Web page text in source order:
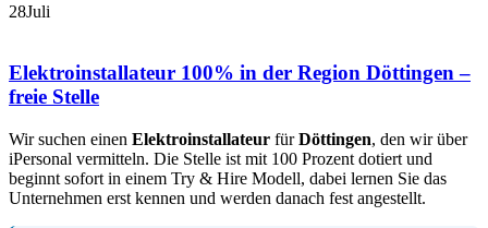
28Juli
Elektroinstallateur 100% in der Region Döttingen –
freie Stelle
Wir suchen einen Elektroinstallateur fürDöttingen, den wir über
iPersonal vermitteln. Die Stelle ist mit 100 Prozent dotiert und
beginnt sofort in einem Try & Hire Modell, dabei lernen Sie das
Unternehmen erst kennen und werden danach fest angestellt.